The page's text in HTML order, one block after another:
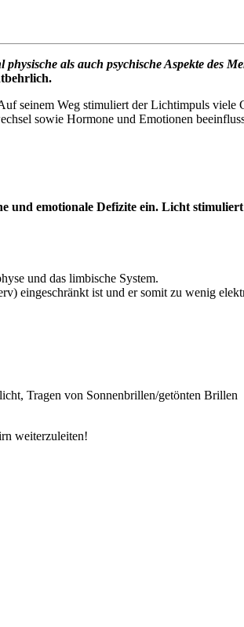
als auch psychische Aspekte des
seinem Weg stimuliert der Lichtimpuls viele
sowie Hormone und Emotionen
und emotionale Defizite ein. Licht
und das limbische System.
eingeschränkt ist und er somit zu wenig
Tragen von Sonnenbrillen/getönten Brillen
weiterzuleiten!